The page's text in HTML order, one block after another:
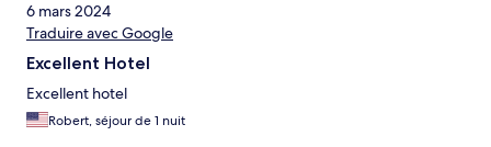
6 mars 2024
Traduire avec Google
Excellent Hotel
Excellent hotel
Robert, séjour de 1 nuit